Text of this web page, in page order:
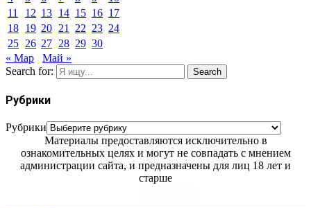
11
12 13 14 15 16 17
18 19 20 21 22 23 24
25 26 27 28 29 30
« Мар
Май »
Search for:
Search
Рубрики
Рубрики
Материалы предоставляются исключительно в
ознакомительных целях и могут не совпадать с мнением
администрации сайта, и предназначены для лиц 18 лет и
старше